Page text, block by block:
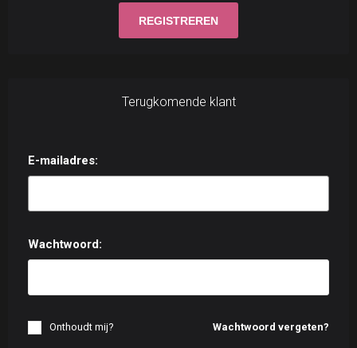
Terugkomende klant
E-mailadres:
Wachtwoord:
Wachtwoord vergeten?
Onthoudt mij?